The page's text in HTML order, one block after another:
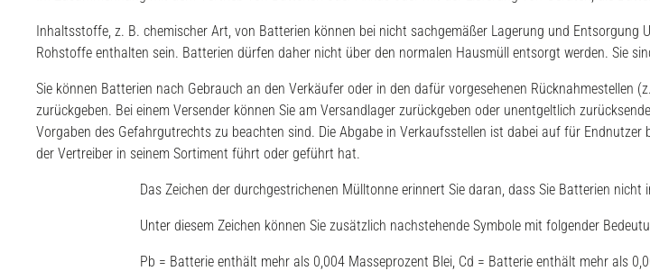
Inhaltsstoffe, z. B. chemischer Art, von Batterien können bei nicht sachgemäßer Lagerung und
Rohstoffe enthalten sein. Batterien dürfen daher nicht über den normalen Hausmüll entsorgt werden. Sie
Sie können Batterien nach Gebrauch an den Verkäufer oder in den dafür vorgesehenen Rücknahmestellen
zurückgeben. Bei einem Versender können Sie am Versandlager zurückgeben oder unentgeltlich
Vorgaben des Gefahrgutrechts zu beachten sind. Die Abgabe in Verkaufsstellen ist dabei auf für
der Vertreiber in seinem Sortiment führt oder geführt hat.
Das Zeichen der durchgestrichenen Mülltonne erinnert Sie daran, dass Sie Batterien nicht
Unter diesem Zeichen können Sie zusätzlich nachstehende Symbole mit folgender
Pb = Batterie enthält mehr als 0,004 Masseprozent Blei, Cd = Batterie enthält mehr als